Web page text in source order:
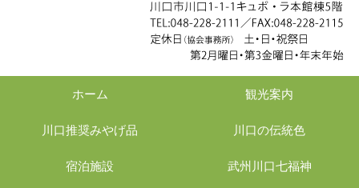
ホーム 観光案内
川口推奨みやげ品 川口の伝統色
宿泊施設 武州川口七福神